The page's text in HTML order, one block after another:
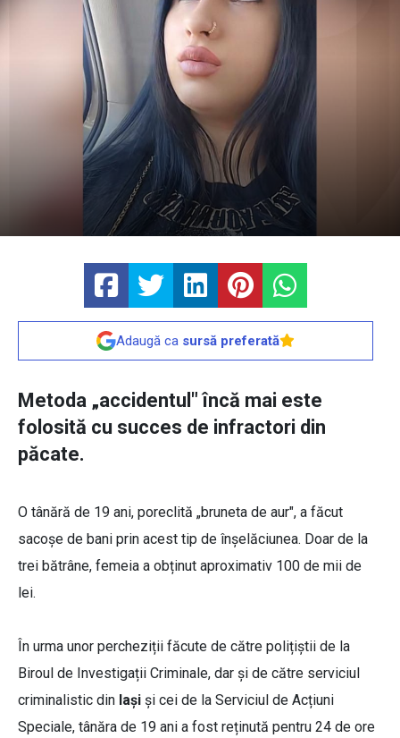
Adaugă ca sursă preferată
Metoda „accidentul" încă mai este
folosită cu succes de infractori din
păcate.
O tânără de 19 ani, poreclită „bruneta de aur", a făcut
sacoşe de bani prin acest tip de înșelăciunea. Doar de la
trei bătrâne, femeia a obținut aproximativ 100 de mii de
lei.
În urma unor percheziții făcute de către polițiștii de la
Biroul de Investigații Criminale, dar și de către serviciul
criminalistic din Iași și cei de la Serviciul de Acțiuni
Speciale, tânăra de 19 ani a fost reținută pentru 24 de ore